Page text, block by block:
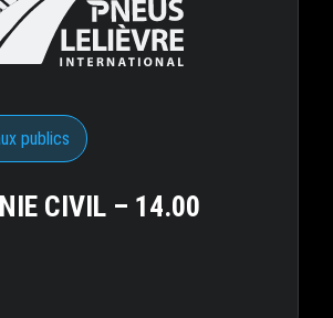
publics
CIVIL – 14.00